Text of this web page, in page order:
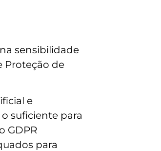
sensibilidade
Proteção de
e
suficiente para
GDPR
para